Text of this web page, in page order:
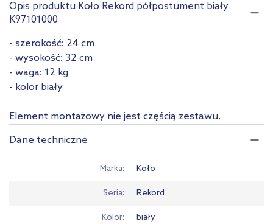
Opis produktu Koło Rekord półpostument biały
K97101000
- szerokość: 24 cm
- wysokość: 32 cm
- waga: 12 kg
- kolor biały
Element montażowy nie jest częścią zestawu.
Dane techniczne
Marka Koło
Seria Rekord
Kolor biały